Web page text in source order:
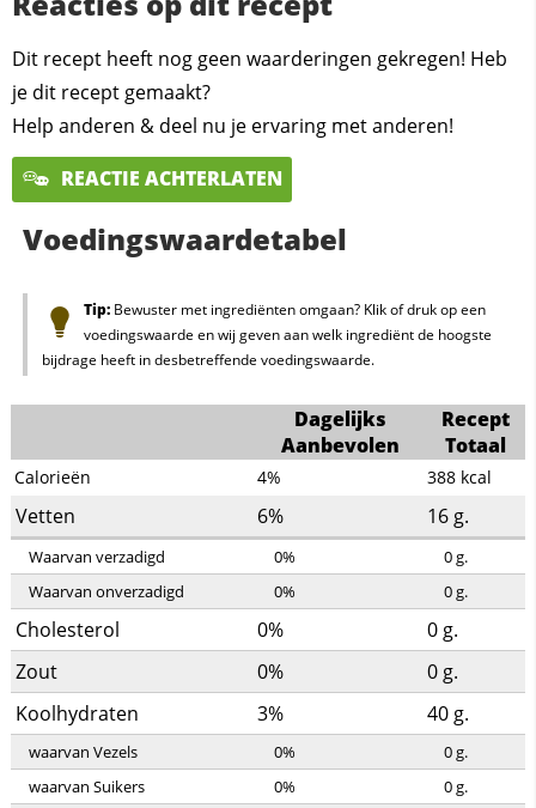
Dit recept heeft nog geen waarderingen gekregen! Heb
je dit recept gemaakt?
Help anderen & deel nu je ervaring met anderen!
REACTIE ACHTERLATEN
Voedingswaardetabel
Tip:Bewuster met ingrediënten omgaan? Klik of druk op een
voedingswaarde en wij geven aan welk ingrediënt de hoogste
bijdrage heeft in desbetreffende voedingswaarde.
Dagelijks
Aanbevolen
Recept
Totaal
Calorieën 4% 388 kcal
Vetten 6% 16 g.
Waarvan verzadigd 0% 0g.
Waarvan onverzadigd
0% 0g.
Cholesterol 0% 0 g.
Zout
0% 0 g.
Koolhydraten
3% 40 g.
waarvan Vezels 0% 0g.
waarvan Suikers
0% 0g.